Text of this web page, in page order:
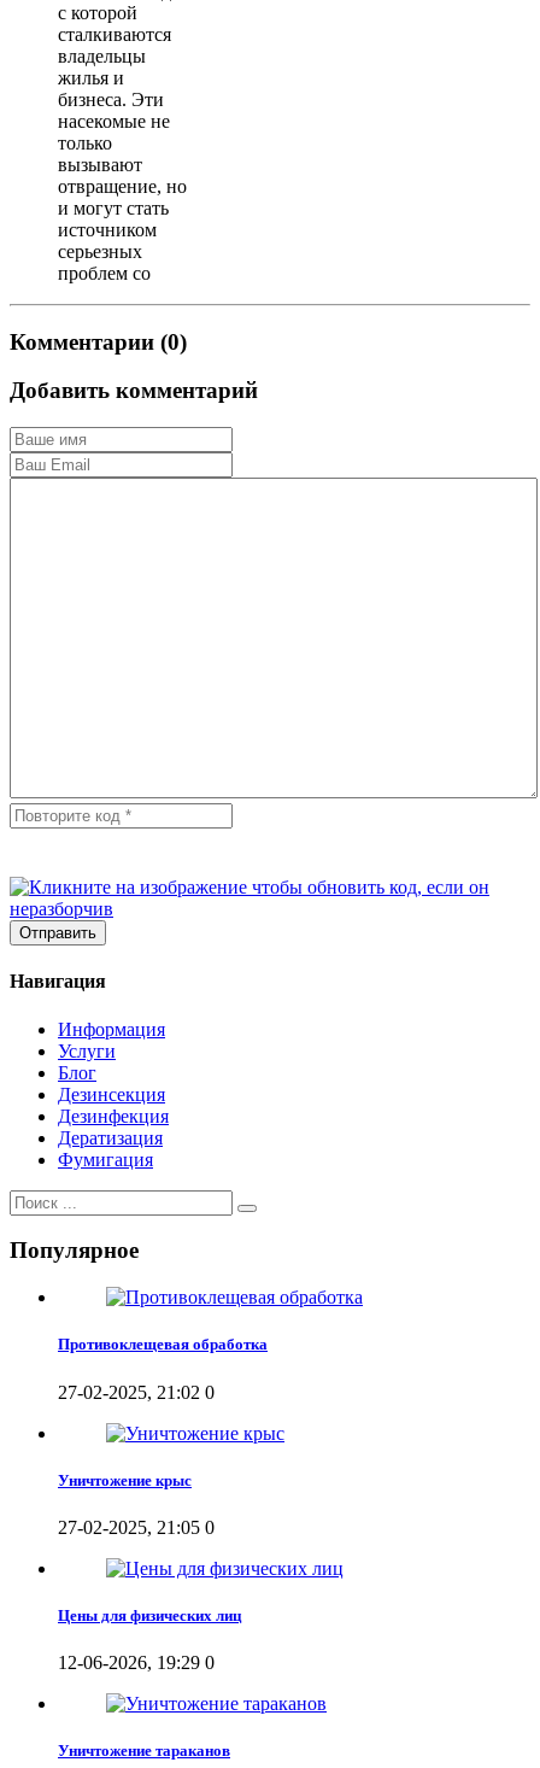
с которой
сталкиваются
владельцы
жилья и
бизнеса. Эти
насекомые не
только
вызывают
отвращение, но
и могут стать
источником
серьезных
проблем со
Комментарии (0)
Добавить комментарий
Отправить
Навигация
Информация
Услуги
Блог
Дезинсекция
Дезинфекция
Дератизация
Фумигация
Популярное
Противоклещевая обработка
27-02-2025, 21:02 0
Уничтожение крыс
27-02-2025, 21:05 0
Цены для физических лиц
12-06-2026, 19:29 0
Уничтожение тараканов